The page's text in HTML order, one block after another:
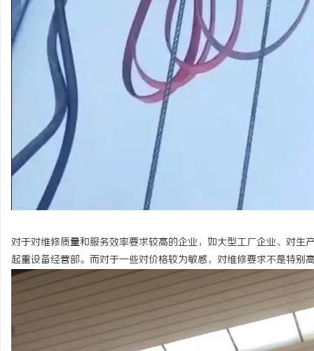
对于对维修质量和服务效率要求较高的企业，如大型工厂企业、对
起重设备经营部。而对于一些对价格较为敏感，对维修要求不是特